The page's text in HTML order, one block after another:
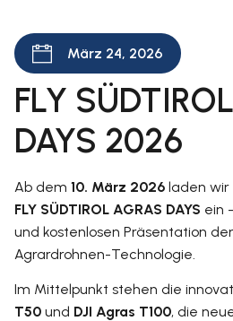
März 24, 2026
FLY
DAYS 2026
Ab dem 10. März 2026 laden wir
FLY SÜDTIROL AGRAS DAYS ein
und kostenlosen Präsentation
Agrardrohnen-Technologie.
Im Mittelpunkt stehen die
T50 und DJI Agras T100, die